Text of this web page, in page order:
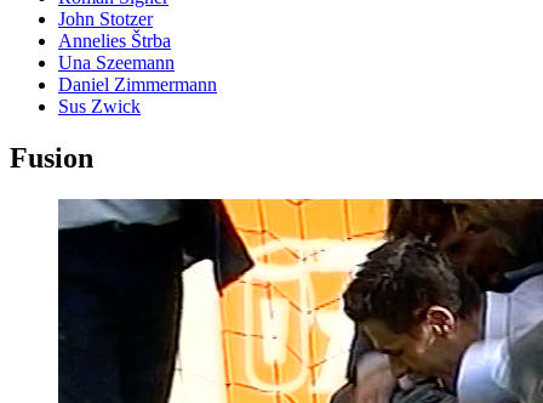
John Stotzer
Annelies Štrba
Una Szeemann
Daniel Zimmermann
Sus Zwick
Fusion